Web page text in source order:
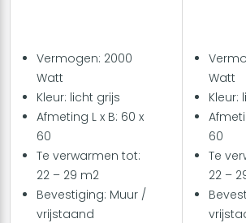
Vermogen: 2000
Watt
Kleur: licht grijs
Afmeting L x B: 60 x
60
Te verwarmen tot:
22 – 29 m2
Bevestiging: Muur /
vrijstaand
Watt
Kleur:
60
Te
22 –